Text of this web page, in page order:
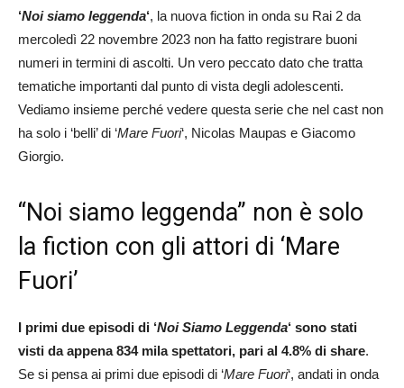
‘Noi siamo leggenda‘, la nuova fiction in onda su Rai 2 da
mercoledì 22 novembre 2023 non ha fatto registrare buoni
numeri in termini di ascolti. Un vero peccato dato che tratta
tematiche importanti dal punto di vista degli adolescenti.
Vediamo insieme perché vedere questa serie che nel cast non
ha solo i ‘belli’ di ‘Mare Fuori‘, Nicolas Maupas e Giacomo
Giorgio.
“Noi siamo leggenda” non è solo
la fiction con gli attori di ‘Mare
Fuori’
I primi due episodi di ‘Noi Siamo Leggenda‘ sono stati
visti da appena 834 mila spettatori, pari al 4.8% di share.
Se si pensa ai primi due episodi di ‘Mare Fuori‘, andati in onda